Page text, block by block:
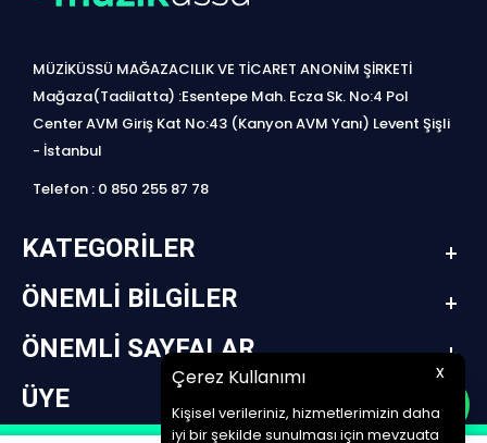
Çerez Kullanımı x
Kişisel verileriniz, hizmetlerimizin daha
iyi bir şekilde sunulması için mevzuata
MÜZİKÜSSÜ MAĞAZACILIK VE TİCARET ANONİM ŞİRKETİ
Mağaza(Tadilatta) :Esentepe Mah. Ecza Sk. No:4 Pol
Center AVM Giriş Kat No:43 (Kanyon AVM Yanı) Levent Şişli
- İstanbul
Telefon : 0 850 255 87 78
KATEGORILER
ÖNEMLI BILGILER
ÖNEMLI SAYFALAR
ÜYE